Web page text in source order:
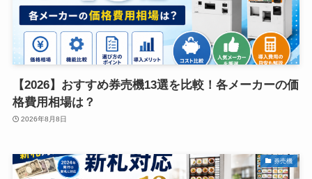
【2026】おすすめ券売機13選を比較！各メーカーの価
格費用相場は？
2026年8月8日
券売機